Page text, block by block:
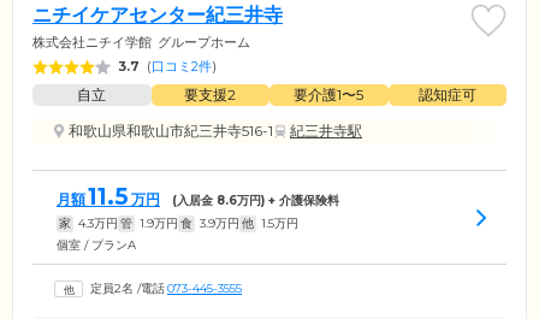
ニチイケアセンター紀三井寺
株式会社ニチイ学館 グループホーム
3.7 (口コミ2件)
自立 要支援2 要介護1〜5
認知症可
和歌山県和歌山市紀三井寺516-1
紀三井寺駅
月額11.5 万円 (入居金 8.6万円) + 介護保険料
家 4.3万円 管 1.9万円 食 3.9万円 他 1.5万円
個室 / プランA
定員2名 /電話073-445-3555